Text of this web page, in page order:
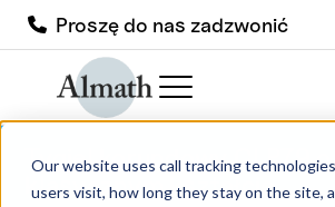
Our website uses call tracking
users visit, how long they stay on the site,
Proszę do nas zadzwonić
Tygiel korundowy CLP79 o
klasycznym kształcie